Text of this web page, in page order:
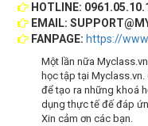
HOTLINE:
EMAIL:
FANPAGE: https://
Một lần nữa
học tập tại
để tạo ra những khoá
dụng thực tế đế đáp
Xin cảm ơn các bạn.